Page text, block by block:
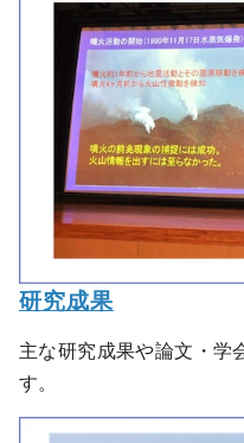
研究成果
主な研究成果や論文・学
す。